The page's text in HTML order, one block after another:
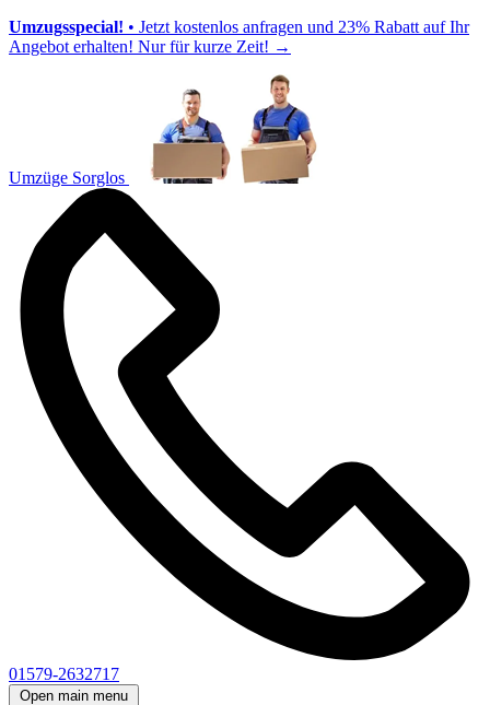
Umzugsspecial! • Jetzt kostenlos anfragen und 23% Rabatt auf Ihr
Angebot erhalten! Nur für kurze Zeit! →
Umzüge Sorglos
01579-2632717
Open main menu